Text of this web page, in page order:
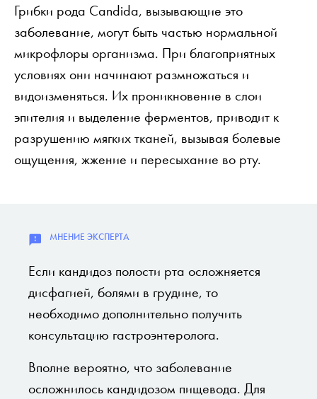
Грибки рода Candida, вызывающие это
заболевание, могут быть частью нормальной
микрофлоры организма. При благоприятных
условиях они начинают размножаться и
видоизменяться. Их проникновение в слои
эпителия и выделение ферментов, приводит к
разрушению мягких тканей, вызывая болевые
ощущения, жжение и пересыхание во рту.
Если кандидоз полости рта осложняется
дисфагией, болями в грудине, то
необходимо дополнительно получить
консультацию гастроэнтеролога.
Вполне вероятно, что заболевание
осложнилось кандидозом пищевода. Для